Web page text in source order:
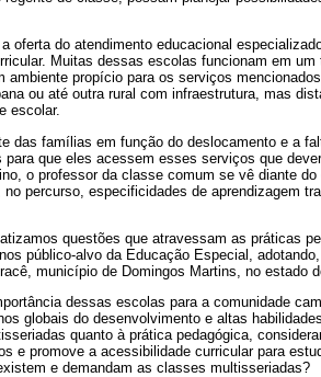
oferta do atendimento educacional
Muitas dessas escolas funcionam em
ambiente propício para os serviços
ou até outra rural com infraestrutura, mas
escolar.
das famílias em função do deslocamento e a
que eles acessem esses serviços que
o professor da classe comum se vê diante
percurso, especificidades de aprendizagem
questões que atravessam as práticas
público-alvo da Educação Especial,
município de Domingos Martins, no estado
dessas escolas para a comunidade
globais do desenvolvimento e altas
quanto à prática pedagógica,
e promove a acessibilidade curricular para
e demandam as classes multisseriadas?